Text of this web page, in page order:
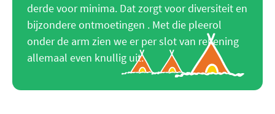
derde voor minima. Dat zorgt voor diversiteit en
bijzondere ontmoetingen . Met die pleerol
onder de arm zien we er per slot van rekening
allemaal even knullig uit.